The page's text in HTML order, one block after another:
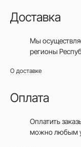
Доставка
Мы
регионы
О доставке
Оплата
Оплатить
можно любым